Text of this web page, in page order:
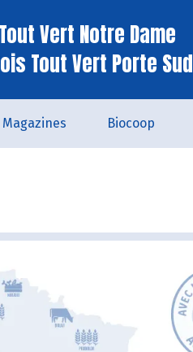
Vert Notre Dame
Tout Vert Porte Sud
Magazines Biocoop